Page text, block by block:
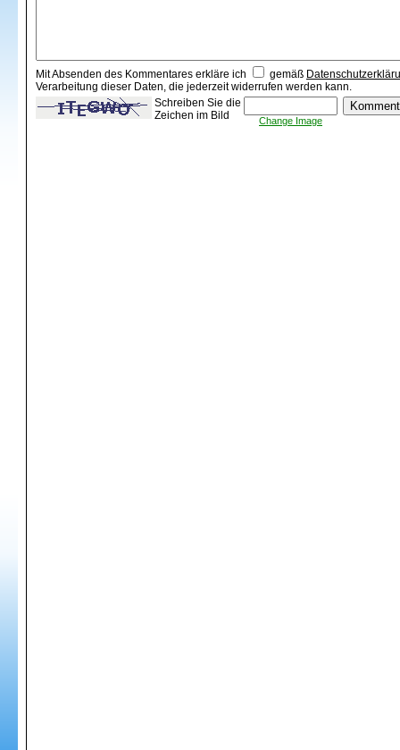
Mit Absenden des Kommentares erkläre ich gemäß
Verarbeitung dieser Daten, die jederzeit widerrufen werden kann.
Schreiben Sie die
Zeichen im Bild
Change Image